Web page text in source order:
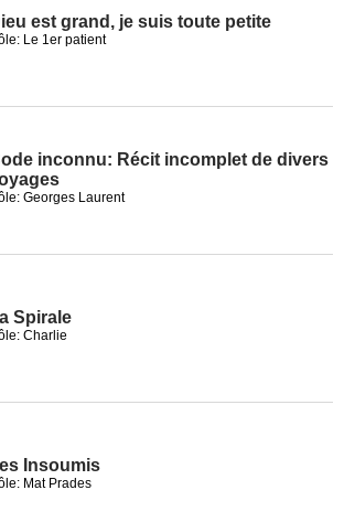
est grand, je suis toute petite
Le 1er patient
inconnu: Récit incomplet de divers
Georges Laurent
Spirale
Charlie
Insoumis
Mat Prades